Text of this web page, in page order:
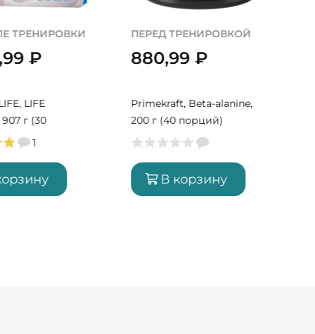
ТРЕНИРОВКИ
₽
LIFE
907 г (30
1
ПЕРЕД ТРЕНИРОВКОЙ
880,99₽
Primekraft, Beta-alanine,
200 г (40 порций)
В корзину